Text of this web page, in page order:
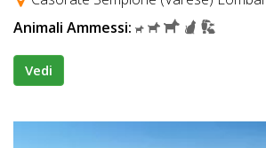
Animali Ammessi:
Vedi